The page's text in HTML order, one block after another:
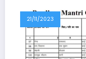
21/11/2023